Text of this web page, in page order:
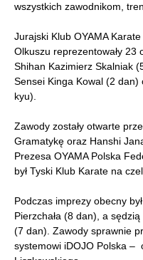
wszystkich zawodnikom,
Jurajski Klub OYAMA
Olkuszu reprezentowały 23
Shihan Kazimierz Skalniak
Sensei Kinga Kowal (2
kyu).
Zawody zostały otwarte
Gramatykę oraz Hanshi
Prezesa OYAMA Polska
był Tyski Klub Karate na
Podczas imprezy obecny
Pierzchała (8 dan), a sędzią
(7 dan). Zawody sprawnie
systemowi iDOJO Polska –